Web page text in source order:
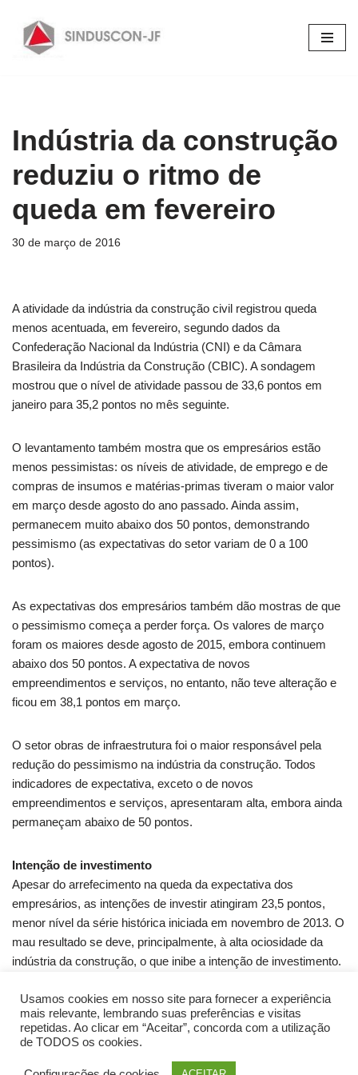
Pular
Indústria da construção
reduziu o ritmo de
queda em fevereiro
30 de março de 2016
A atividade da indústria da construção civil registrou queda
menos acentuada, em fevereiro, segundo dados da
Confederação Nacional da Indústria (CNI) e da Câmara
Brasileira da Indústria da Construção (CBIC). A sondagem
mostrou que o nível de atividade passou de 33,6 pontos em
janeiro para 35,2 pontos no mês seguinte.
O levantamento também mostra que os empresários estão
menos pessimistas: os níveis de atividade, de emprego e de
compras de insumos e matérias-primas tiveram o maior valor
em março desde agosto do ano passado. Ainda assim,
permanecem muito abaixo dos 50 pontos, demonstrando
pessimismo (as expectativas do setor variam de 0 a 100
pontos).
As expectativas dos empresários também dão mostras de que
o pessimismo começa a perder força. Os valores de março
foram os maiores desde agosto de 2015, embora continuem
abaixo dos 50 pontos. A expectativa de novos
empreendimentos e serviços, no entanto, não teve alteração e
ficou em 38,1 pontos em março.
O setor obras de infraestrutura foi o maior responsável pela
redução do pessimismo na indústria da construção. Todos
indicadores de expectativa, exceto o de novos
empreendimentos e serviços, apresentaram alta, embora ainda
permaneçam abaixo de 50 pontos.
Intenção de investimento
Apesar do arrefecimento na queda da expectativa dos
empresários, as intenções de investir atingiram 23,5 pontos,
menor nível da série histórica iniciada em novembro de 2013. O
mau resultado se deve, principalmente, à alta ociosidade da
indústria da construção, o que inibe a intenção de investimento.
Fonte: Sinduscon-SP
Usamos cookies em nosso site para fornecer a experiência
mais relevante, lembrando suas preferências e visitas
repetidas. Ao clicar em “Aceitar”, concorda com a utilização
de TODOS os cookies.